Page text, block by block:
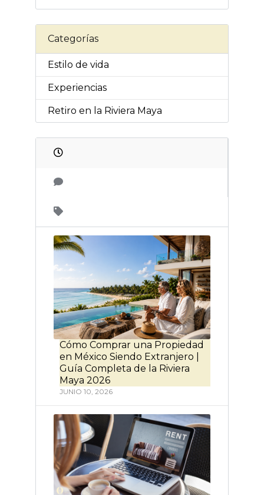
Categorías
Estilo de vida
Experiencias
Retiro en la Riviera Maya
Cómo Comprar una Propiedad
en México Siendo Extranjero |
Guía Completa de la Riviera
Maya 2026
JUNIO 10, 2026